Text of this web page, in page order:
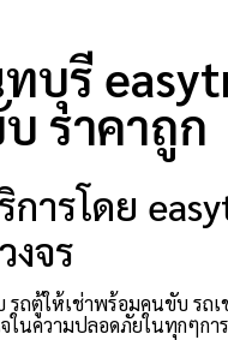
บุรี
ราคาถูก
ารโดย
จร
ถตู้ให้เช่าพร้อมคนขับ รถ
ในความปลอดภัยในทุกๆก